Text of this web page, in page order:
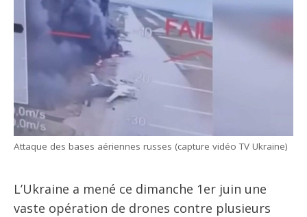
Attaque des bases aériennes russes (capture vidéo TV Ukraine)
L’Ukraine a mené ce dimanche 1er juin une
vaste opération de drones contre plusieurs